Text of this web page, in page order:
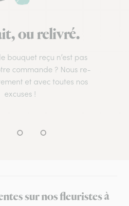
ou relivré.
bouquet reçu n’est pas
commande ? Nous re-
et avec toutes nos
excuses !
sur nos fleuristes à